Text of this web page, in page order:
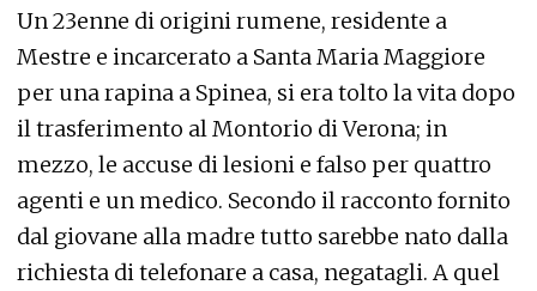
Un 23enne di origini rumene, residente a
Mestre e incarcerato a Santa Maria Maggiore
per una rapina a Spinea, si era tolto la vita dopo
il trasferimento al Montorio di Verona; in
mezzo, le accuse di lesioni e falso per quattro
agenti e un medico. Secondo il racconto fornito
dal giovane alla madre tutto sarebbe nato dalla
richiesta di telefonare a casa, negatagli. A quel